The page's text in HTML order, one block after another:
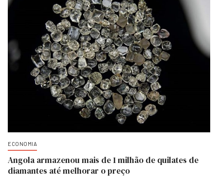
ECONOMIA
Angola armazenou mais de 1 milhão de quilates de
diamantes até melhorar o preço